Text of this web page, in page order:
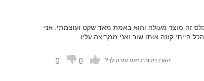
זה מוצר מעולה והוא באמת מאד שקט ועוצמתי. אני
הייתי קונה אותו שוב ואני ממךיצה עליו
האם ביקורת זאת עזרה לך? 0
0